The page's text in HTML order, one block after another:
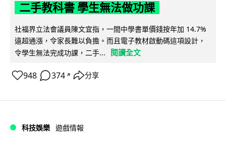
二手教科書 學生無法做功課
社福界立法會議員陳文宜指，一間中學書單價錢按年加 14.7%
遠超通漲，令家長難以負擔。而且電子教材啟動碼這項設計，
令學生無法完成功課，二手...
閱讀全文
948 374 ↗ 分享
科技娛樂 遊戲情報